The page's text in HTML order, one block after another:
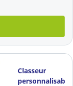
Classeur
personnalisable